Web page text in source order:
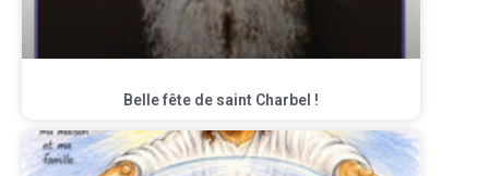
Belle fête de saint Charbel !